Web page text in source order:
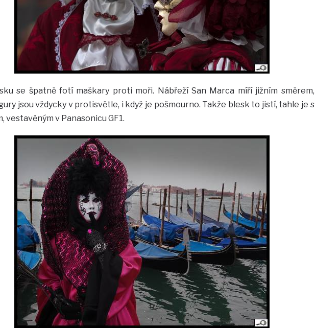
se špatně fotí maškary proti moři. Nábřeží San Marca míří jižním směrem,
jsou vždycky v protisvětle, i když je pošmourno. Takže blesk to jistí, tahle je s
vestavěným v Panasonicu GF1.